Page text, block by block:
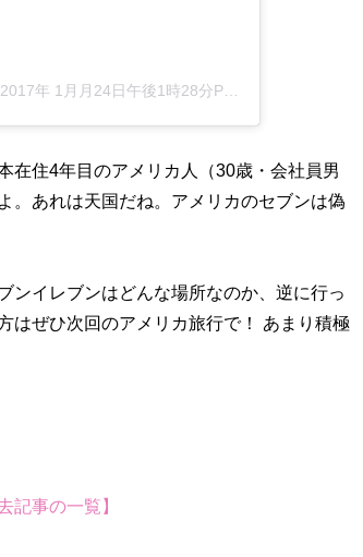
2017年 1月月24日午後1時28分PST
住4年目のアメリカ人（30歳・会社員男
。あれは天国だね。アメリカのセブンは偽
イレブンはどんな場所なのか、逆に行っ
はぜひ次回のアメリカ旅行で！ あまり積極
記事の一覧】